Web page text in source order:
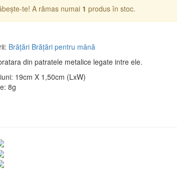
te! A rămas numai 1 produs în stoc.
Brăţări Brăţări pentru mână
din patratele metalice legate intre ele.
19cm X 1,50cm (LxW)
8g